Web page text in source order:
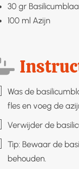
30 gr
100 ml Azijn
▢Was de
fles en voeg de
▢Verwijder de
▢
Tip: Bewaar de
behouden.